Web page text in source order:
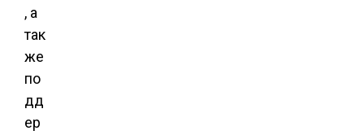
, а
так
же
по
дд
ер